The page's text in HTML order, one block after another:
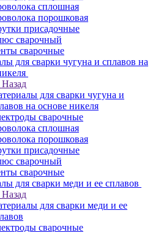
сплошная
порошковая
присадочные
сварочный
сварочные
для сварки чугуна и сплавов на
Назад
для сварки чугуна и
на основе никеля
сварочные
сплошная
порошковая
присадочные
сварочный
сварочные
для сварки меди и ее сплавов
Назад
для сварки меди и ее
сварочные